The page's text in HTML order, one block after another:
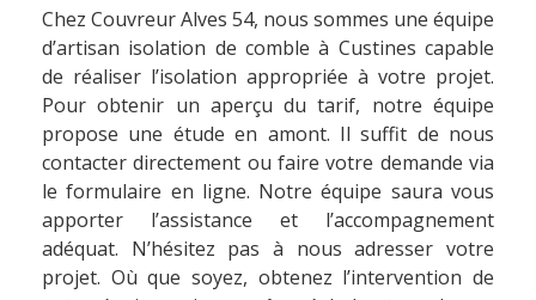
Chez Couvreur Alves 54, nous sommes une équipe
d’artisan isolation de comble à Custines capable
de réaliser l’isolation appropriée à votre projet.
Pour obtenir un aperçu du tarif, notre équipe
propose une étude en amont. Il suffit de nous
contacter directement ou faire votre demande via
le formulaire en ligne. Notre équipe saura vous
apporter l’assistance et l’accompagnement
adéquat. N’hésitez pas à nous adresser votre
projet. Où que soyez, obtenez l’intervention de